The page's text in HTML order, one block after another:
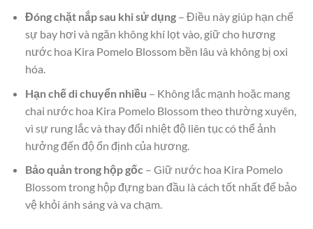
Đóng chặt nắp sau khi sử dụng– Điều này giúp hạn chế
sự bay hơi và ngăn không khí lọt vào, giữ cho hương
nước hoa Kira Pomelo Blossom bền lâu và không bị oxi
hóa.
Hạn chế di chuyển nhiều – Không lắc mạnh hoặc mang
chai nước hoa Kira Pomelo Blossom theo thường xuyên,
vì sự rung lắc và thay đổi nhiệt độ liên tục có thể ảnh
hưởng đến độ ổn định của hương.
Bảo quản trong hộp gốc– Giữ nước hoa Kira Pomelo
Blossom trong hộp đựng ban đầu là cách tốt nhất để bảo
vệ khỏi ánh sáng và va chạm.